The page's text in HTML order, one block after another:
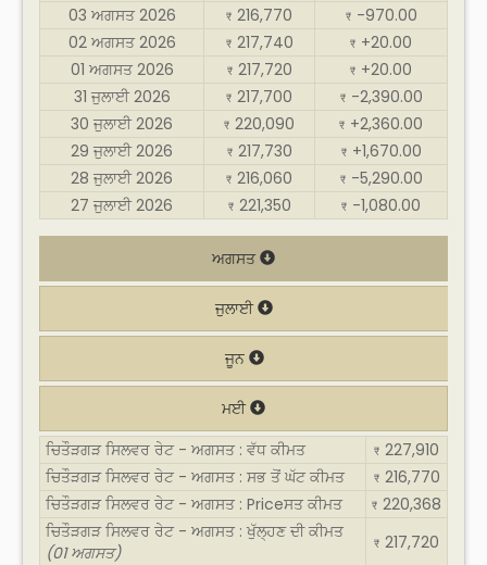
03 ਅਗਸਤ 2026
₹ 216,770 ₹ -970.00
02 ਅਗਸਤ 2026
₹ 217,740 ₹ +20.00
01 ਅਗਸਤ 2026
₹ 217,720 ₹ +20.00
31 ਜੁਲਾਈ 2026
₹ 217,700 ₹ -2,390.00
30 ਜੁਲਾਈ 2026
₹ 220,090 ₹ +2,360.00
29 ਜੁਲਾਈ 2026
₹ 217,730 ₹ +1,670.00
28 ਜੁਲਾਈ 2026
₹ 216,060 ₹ -5,290.00
27 ਜੁਲਾਈ 2026
₹ 221,350 ₹ -1,080.00
ਅਗਸਤ
ਜੁਲਾਈ
ਜੂਨ
ਮਈ
ਚਿਤੌੜਗੜ ਸਿਲਵਰ ਰੇਟ - ਅਗਸਤ : ਵੱਧ ਕੀਮਤ
₹ 227,910
ਚਿਤੌੜਗੜ ਸਿਲਵਰ ਰੇਟ - ਅਗਸਤ : ਸਭ ਤੋਂ ਘੱਟ ਕੀਮਤ
₹ 216,770
ਚਿਤੌੜਗੜ ਸਿਲਵਰ ਰੇਟ - ਅਗਸਤ : Priceਸਤ ਕੀਮਤ
₹ 220,368
ਚਿਤੌੜਗੜ ਸਿਲਵਰ ਰੇਟ - ਅਗਸਤ : ਖੁੱਲ੍ਹਣ ਦੀ ਕੀਮਤ
(01 ਅਗਸਤ)
₹ 217,720